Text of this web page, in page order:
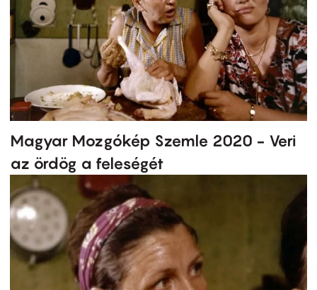
Magyar Mozgókép Szemle 2020 - Veri
az ördög a feleségét